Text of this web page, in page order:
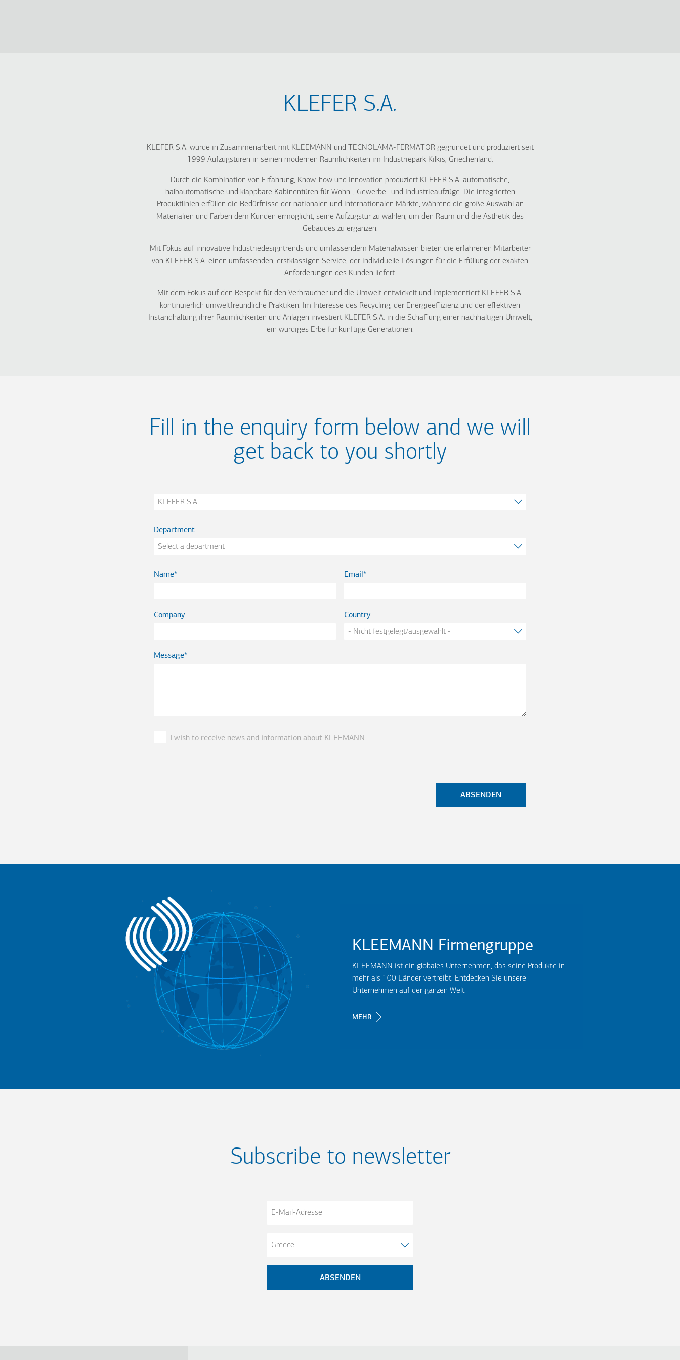
KLEFER S.A.
KLEFER S.A. wurde in Zusammenarbeit mit KLEEMANN und TECNOLAMA-FERMATOR gegründet und produziert seit
1999 Aufzugstüren in seinen modernen Räumlichkeiten im Industriepark Kilkis, Griechenland.
Durch die Kombination von Erfahrung, Know-how und Innovation produziert KLEFER S.A. automatische,
halbautomatische und klappbare Kabinentüren für Wohn-, Gewerbe- und Industrieaufzüge. Die integrierten
Produktlinien erfüllen die Bedürfnisse der nationalen und internationalen Märkte, während die große Auswahl an
Materialien und Farben dem Kunden ermöglicht, seine Aufzugstür zu wählen, um den Raum und die Ästhetik des
Gebäudes zu ergänzen.
Mit Fokus auf innovative Industriedesigntrends und umfassendem Materialwissen bieten die erfahrenen Mitarbeiter
von KLEFER S.A. einen umfassenden, erstklassigen Service, der individuelle Lösungen für die Erfüllung der exakten
Anforderungen des Kunden liefert.
Mit dem Fokus auf den Respekt für den Verbraucher und die Umwelt entwickelt und implementiert KLEFER S.A.
kontinuierlich umweltfreundliche Praktiken. Im Interesse des Recycling, der Energieeffizienz und der effektiven
Instandhaltung ihrer Räumlichkeiten und Anlagen investiert KLEFER S.A. in die Schaffung einer nachhaltigen Umwelt,
ein würdiges Erbe für künftige Generationen.
Fill in the enquiry form below and we will
get back to you shortly
Company
Department
Name Email
Company Country
Message
I wish to receive news and information about KLEEMANN
KLEEMANN Firmengruppe
KLEEMANN ist ein globales Unternehmen, das seine Produkte in
mehr als 100 Länder vertreibt. Entdecken Sie unsere
Unternehmen auf der ganzen Welt.
MEHR
Subscribe to newsletter
E-